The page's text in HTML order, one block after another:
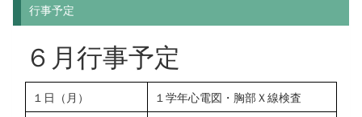
行事予定
６月行事予定
１日（月）
１学年心電図・胸部Ｘ線検査